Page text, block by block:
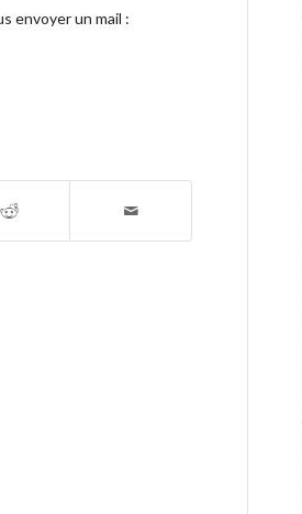
envoyer un mail :